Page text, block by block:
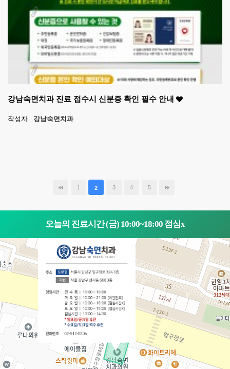
강남숙면치과 진료 접수시 신분증 확인 필수 안내
작성자 강남숙면치과
1 2 3 4 5
오늘의 진료시간 (금) 10:00~18:00 점심x